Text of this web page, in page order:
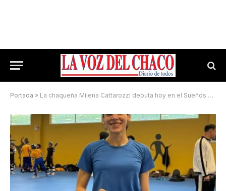
Portada » La chaqueña Milena Cattarozzi debuta hoy en el Sueños Olímpicos